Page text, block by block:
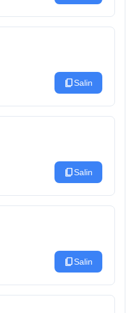
content_copySalin
content_copySalin
content_copySalin